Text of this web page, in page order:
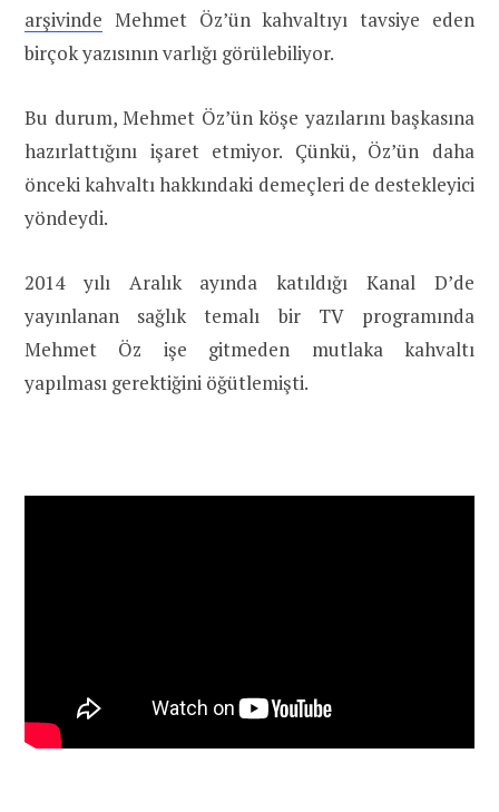
arşivinde Mehmet Öz’ün kahvaltıyı tavsiye eden
birçok yazısının varlığı görülebiliyor.
Bu durum, Mehmet Öz’ün köşe yazılarını başkasına
hazırlattığını işaret etmiyor. Çünkü, Öz’ün daha
önceki kahvaltı hakkındaki demeçleri de destekleyici
yöndeydi.
2014 yılı Aralık ayında katıldığı Kanal D’de
yayınlanan sağlık temalı bir TV programında
Mehmet Öz işe gitmeden mutlaka kahvaltı
yapılması gerektiğini öğütlemişti.